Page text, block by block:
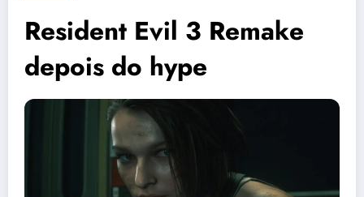
Resident Evil 3 Remake
depois do hype